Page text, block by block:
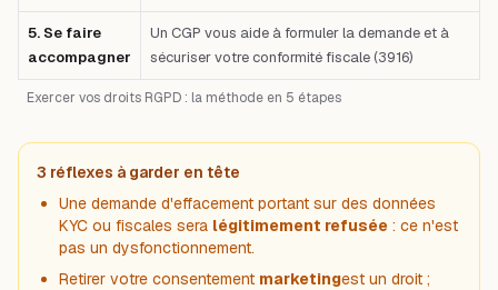
Exercer vos droits RGPD : la méthode en 5 étapes
5. Se faire
accompagner
Un CGP vous aide à formuler la demande et à
sécuriser votre conformité fiscale (3916)
3 réflexes à garder en tête
Une demande d'effacement portant sur des données
KYC ou fiscales sera légitimement refusée : ce n'est
pas un dysfonctionnement.
Retirer votre consentement marketingest un droit ;